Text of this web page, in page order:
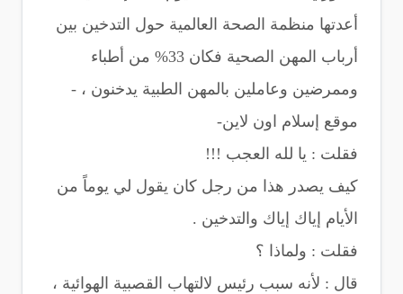
أعدتها منظمة الصحة العالمية حول التدخين بين
أرباب المهن الصحية فكان 33% من أطباء
وممرضين وعاملين بالمهن الطبية يدخنون ، -
موقع إسلام اون لاين-
فقلت : يا لله العجب !!!
كيف يصدر هذا من رجل كان يقول لي يوماً من
الأيام إياك إياك والتدخين .
فقلت : ولماذا ؟
قال : لأنه سبب رئيس لالتهاب القصبية الهوائية ،